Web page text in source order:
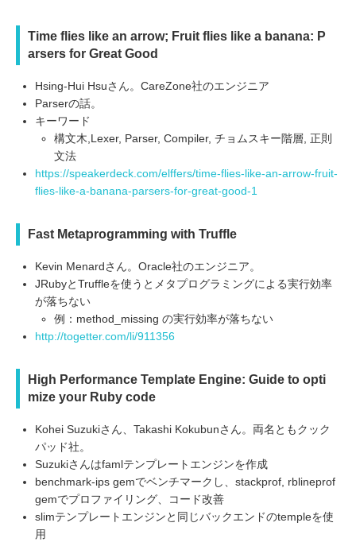
Time flies like an arrow; Fruit flies like a banana: P
arsers for Great Good
Hsing-Hui Hsuさん。CareZone社のエンジニア
Parserの話。
キーワード
構文木,Lexer, Parser, Compiler, チョムスキー階層, 正則
文法
https://speakerdeck.com/elffers/time-flies-like-an-arrow-fruit-
flies-like-a-banana-parsers-for-great-good-1
Fast Metaprogramming with Truffle
Kevin Menardさん。Oracle社のエンジニア。
JRubyとTruffleを使うとメタプログラミングによる実行効率
が落ちない
例：method_missing の実行効率が落ちない
http://togetter.com/li/911356
High Performance Template Engine: Guide to opti
mize your Ruby code
Kohei Suzukiさん、Takashi Kokubunさん。両名ともクック
パッド社。
Suzukiさんはfamlテンプレートエンジンを作成
benchmark-ips gemでベンチマークし、stackprof, rblineprof
gemでプロファイリング、コード改善
slimテンプレートエンジンと同じバックエンドのtempleを使
用